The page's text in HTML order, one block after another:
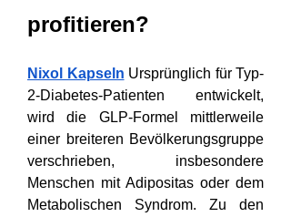
profitieren?
Nixol Kapseln Ursprünglich für Typ-
2-Diabetes-Patienten entwickelt,
wird die GLP-Formel mittlerweile
einer breiteren Bevölkerungsgruppe
verschrieben, insbesondere
Menschen mit Adipositas oder dem
Metabolischen Syndrom. Zu den